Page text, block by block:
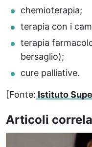
chemioterapia;
terapia con i
terapia
bersaglio);
cure palliative.
[Fonte: Istituto
Articoli